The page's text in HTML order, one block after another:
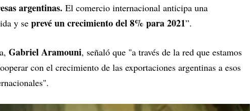
argentinas. El comercio internacional anticipa una
y se prevé un crecimiento del 8% para 2021”.
Gabriel Aramouni, señaló que "a través de la red que estamos
con el crecimiento de las exportaciones argentinas a esos